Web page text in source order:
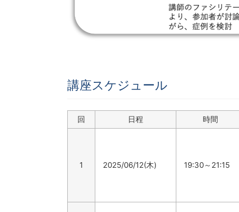
講座スケジュール
回 日程 時間
1 2025/06/12(木) 19:30～21:15